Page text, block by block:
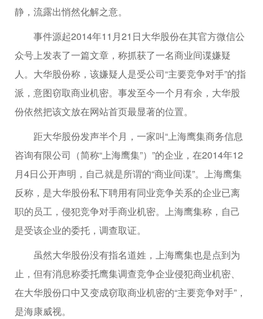
静，流露出悄然化解之意。
事件源起2014年11月21日大华股份在其官方微信公
众号上发表了一篇文章，称抓获了一名商业间谍嫌疑
人。大华股份称，该嫌疑人是受公司“主要竞争对手”的指
派，意图窃取商业机密。事发至今一个月有余，大华股
份依然把该文放在网站首页最显著的位置。
距大华股份发声半个月，一家叫“上海鹰集商务信息
咨询有限公司（简称“上海鹰集”）”的企业，在2014年12
月4日公开声明，自己就是所谓的“商业间谍”。上海鹰集
反称，是大华股份私下聘用有同业竞争关系的企业已离
职的员工，侵犯竞争对手商业机密。上海鹰集称，自己
是受该企业的委托，调查取证。
虽然大华股份没有指名道姓，上海鹰集也是点到为
止，但有消息称委托鹰集调查竞争企业侵犯商业机密、
在大华股份口中又变成窃取商业机密的“主要竞争对手”，
是海康威视。